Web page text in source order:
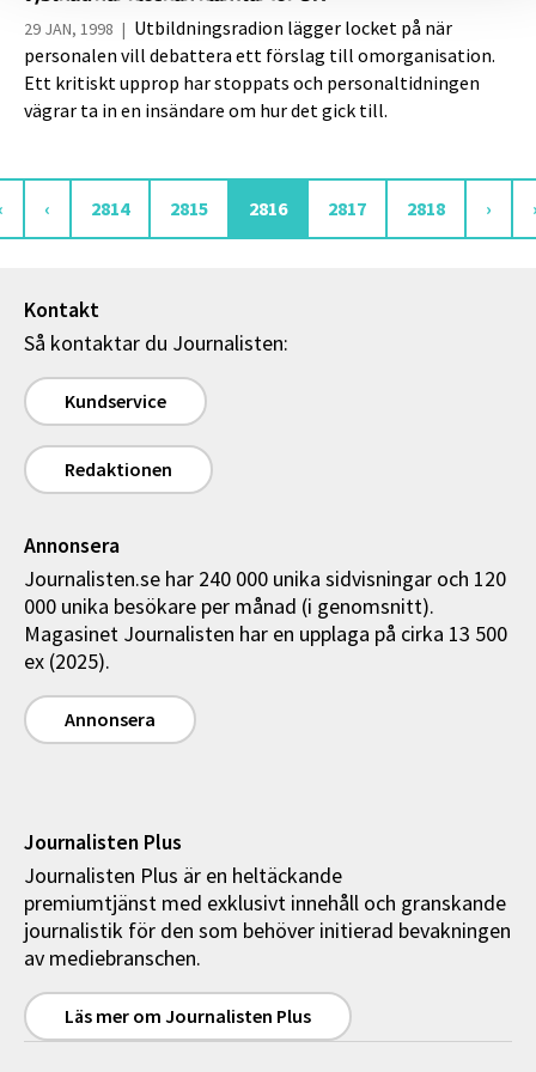
29 JAN, 1998 | Utbildningsradion lägger locket på när
personalen vill debattera ett förslag till omorganisation.
Ett kritiskt upprop har stoppats och personaltidningen
vägrar ta in en insändare om hur det gick till.
‹ Sida
2814 Sida
2815 Aktuell sida
2816 Sida
2817 Sida
2818 ›
Kontakt
Så kontaktar du Journalisten:
Kundservice
Redaktionen
Annonsera
Journalisten.se har 240 000 unika sidvisningar och 120
000 unika besökare per månad (i genomsnitt).
Magasinet Journalisten har en upplaga på cirka 13 500
ex (2025).
Annonsera
Journalisten Plus
Journalisten Plus är en heltäckande
premiumtjänst med exklusivt innehåll och granskande
journalistik för den som behöver initierad bevakningen
av mediebranschen.
Läs mer om Journalisten Plus